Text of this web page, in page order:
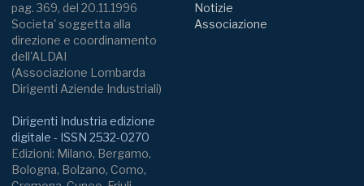
pag. 369, del 20.11.1996
Societa' soggetta alla
direzione e coordinamento
dell'ALDAI
(Associazione Lombarda
Dirigenti Aziende Industriali)
Dirigenti Industria edizione
digitale - ISSN 2532-0270
Edizioni: Milano, Bergamo,
Bologna, Bolzano, Como,
Notizie
Associazione